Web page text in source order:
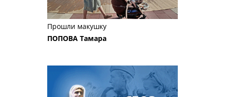
Прошли макушку
ПОПОВА Тамара